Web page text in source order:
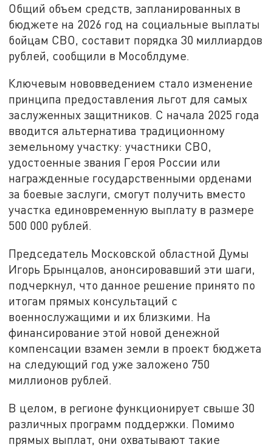
Общий объем средств, запланированных в
бюджете на 2026 год на социальные выплаты
бойцам СВО, составит порядка 30 миллиардов
рублей, сообщили в Мособлдуме.
Ключевым нововведением стало изменение
принципа предоставления льгот для самых
заслуженных защитников. С начала 2025 года
вводится альтернатива традиционному
земельному участку: участники СВО,
удостоенные звания Героя России или
награжденные государственными орденами
за боевые заслуги, смогут получить вместо
участка единовременную выплату в размере
500 000 рублей.
Председатель Московской областной Думы
Игорь Брынцалов, анонсировавший эти шаги,
подчеркнул, что данное решение принято по
итогам прямых консультаций с
военнослужащими и их близкими. На
финансирование этой новой денежной
компенсации взамен земли в проект бюджета
на следующий год уже заложено 750
миллионов рублей.
В целом, в регионе функционирует свыше 30
различных программ поддержки. Помимо
прямых выплат, они охватывают такие